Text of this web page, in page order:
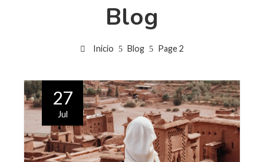
Blog
Inicio Blog Page 2
27
Jul